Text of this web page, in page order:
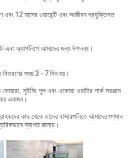
এবং 12 মাসের ওয়ারেন্টি এবং আজীবন প্রযুক্তিগত
এবং অ্যাপলিপে আমাদের জন্য উপলব্ধ।
বিতরণের সময় 3 - 7 দিন হয়।
সুইমিং পুল এবং একোয়া ওয়াটার পার্ক সরঞ্জাম
একজন।
কাছ থেকে তাদের বাজারগুলিতে আমাদের গুণমান
স্বাগত জানায়।